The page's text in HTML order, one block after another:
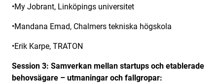
•My Jobrant, Linköpings universitet
•Mandana Emad, Chalmers tekniska högskola
•Erik Karpe, TRATON
Session 3: Samverkan mellan startups och etablerade
behovsägare – utmaningar och fallgropar: